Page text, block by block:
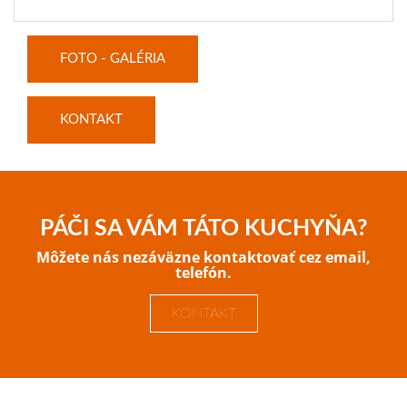
FOTO - GALÉRIA
KONTAKT
PÁČI SA VÁM TÁTO KUCHYŇA?
Môžete nás nezáväzne kontaktovať cez email,
telefón.
KONTAKT